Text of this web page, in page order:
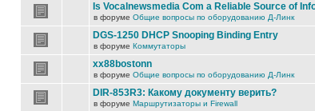
Is Vocalnewsmedia Com a Reliable Source of
в форуме Общие вопросы по оборудованию Д-Линк
DGS-1250 DHCP Snooping Binding Entry
в форуме Коммутаторы
xx88bostonn
в форуме Общие вопросы по оборудованию Д-Линк
DIR-853R3: Какому документу верить?
в форуме Маршрутизаторы и Firewall